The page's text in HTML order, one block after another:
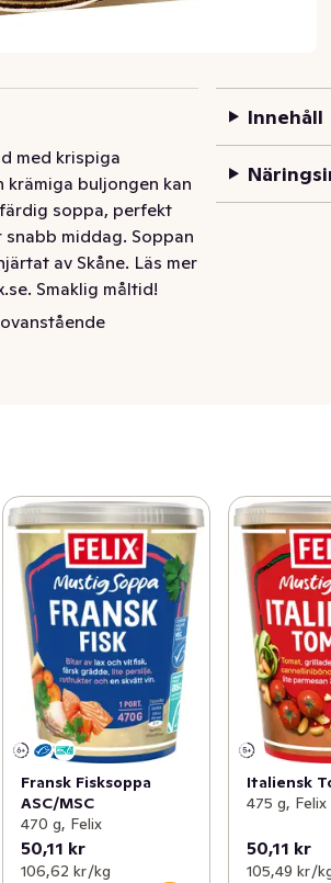
med krispiga
krämiga buljongen kan
soppa, perfekt
middag. Soppan
av Skåne. Läs mer
Smaklig måltid!
med krispiga
buljongen kan
hjärtat av Skåne.
Innehåll
Fransk Fisksoppa
ASC/MSC
470 g, Felix
50,11 kr
106,62 kr /kg
Italiensk
475 g, Felix
50,11 kr
105,49 kr /